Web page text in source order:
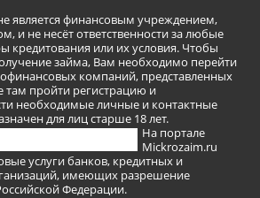
является финансовым учреждением,
и не несёт ответственности за любые
кредитования или их условия. Чтобы
займа, Вам необходимо перейти
компаний, представленных
там пройти регистрацию и
необходимые личные и контактные
для лиц старше 18 лет.
На портале
Mickrozaim.ru
услуги банков, кредитных и
имеющих разрешение
Федерации.